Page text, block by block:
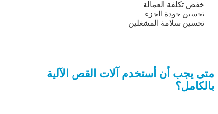
خفض تكلفة العمالة
تحسين جودة الجزء
تحسين سلامة المشغلين
متى يجب أن أستخدم آلات القص الآلية
بالكامل؟